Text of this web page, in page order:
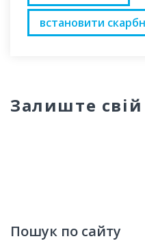
встановити
Залиште
Пошук по сайту